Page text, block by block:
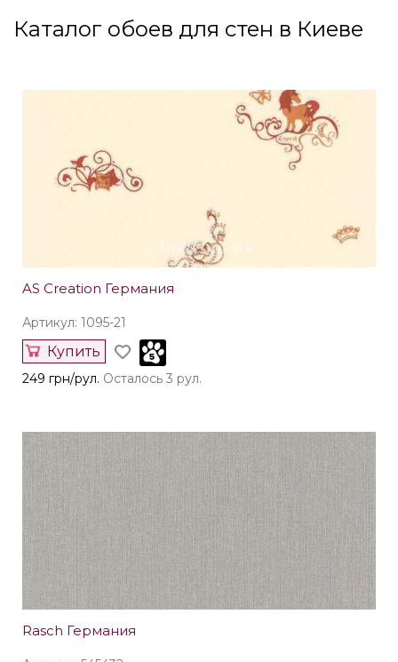
Каталог обоев для стен в Киеве
AS Creation Германия
Артикул: 1095-21
Купить
249 грн/рул. Осталось 3 рул.
Rasch Германия